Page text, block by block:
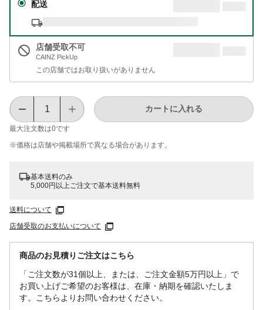
配送
店舗受取不可
CAINZ PickUp
この店舗ではお取り扱いがありません
最大注文数は0です
カートに入れる
※価格は​店舗や​掲載場所で​異なる​場合が​あります。
基本送料のみ
5,000円以上ご注文で基本送料無料
送料について
店舗受取のお支払いについて
商品のお見積りご注文はこちら
「ご注文数が31個以上、または、ご注文金額5万円以上」で
お買い上げご希望のお客様は、在庫・納期を確認いたしま
す。こちらよりお問い合わせください。